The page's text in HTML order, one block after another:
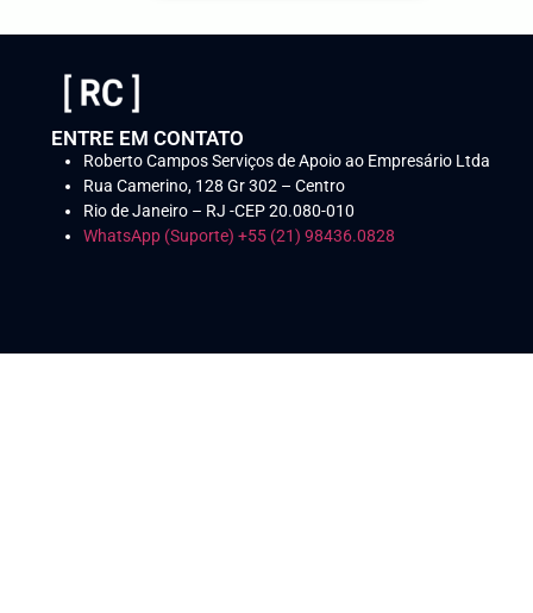
ENTRE EM CONTATO
Roberto Campos Serviços de Apoio ao Empresário Ltda
Rua Camerino, 128 Gr 302 – Centro
Rio de Janeiro – RJ -CEP 20.080-010
WhatsApp (Suporte) +55 (21) 98436.0828